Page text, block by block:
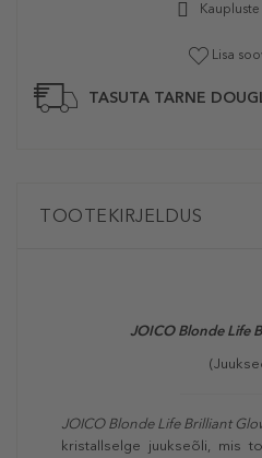
Lisa
TASUTA TARNE
TOOTEKIRJELDUS
JOICO Blonde Life
JOICO Blonde Life Brilliant
kristallselge juukseõli, mis